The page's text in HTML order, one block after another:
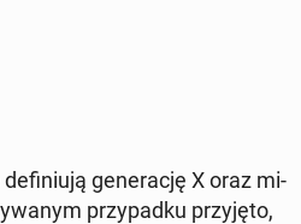
ge­ne­ra­cję X oraz mi­
przy­pad­ku przy­ję­to,